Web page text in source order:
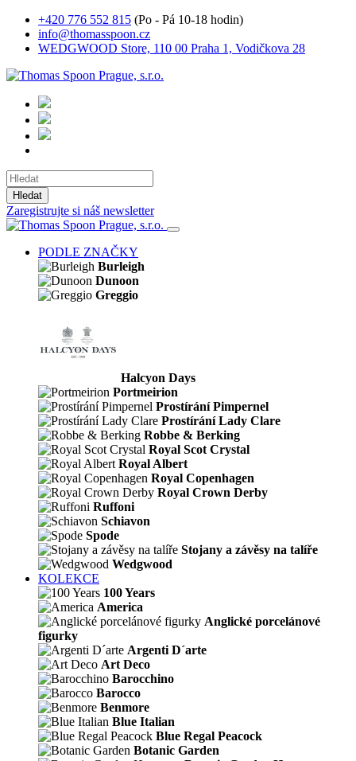
+420 776 552 815 (Po - Pá 10-18 hodin)
info@thomasspoon.cz
WEDGWOOD Store, 110 00 Praha 1, Vodičkova 28
Hledat
Zaregistrujte si náš newsletter
PODLE ZNAČKY
Burleigh
Dunoon
Greggio
Halcyon Days
Portmeirion
Prostírání Pimpernel
Prostírání Lady Clare
Robbe & Berking
Royal Scot Crystal
Royal Albert
Royal Copenhagen
Royal Crown Derby
Ruffoni
Schiavon
Spode
Stojany a závěsy na talíře
Wedgwood
KOLEKCE
100 Years
America
Anglické porcelánové
figurky
Argenti D´arte
Art Deco
Barocchino
Barocco
Benmore
Blue Italian
Blue Regal Peacock
Botanic Garden